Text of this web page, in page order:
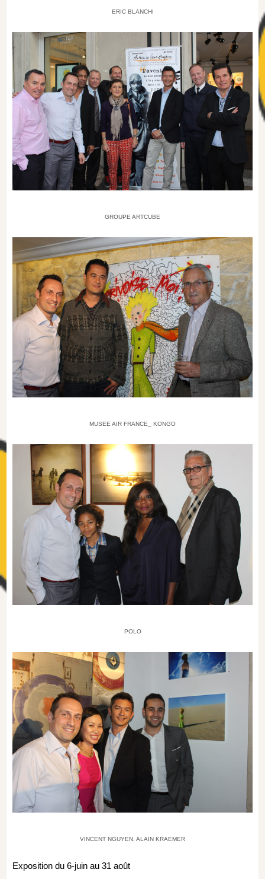
ERIC BLANCHI
GROUPE ARTCUBE
MUSEE AIR FRANCE_ KONGO
POLO
VINCENT NGUYEN, ALAIN KRAEMER
Exposition du 6-juin au 31 août